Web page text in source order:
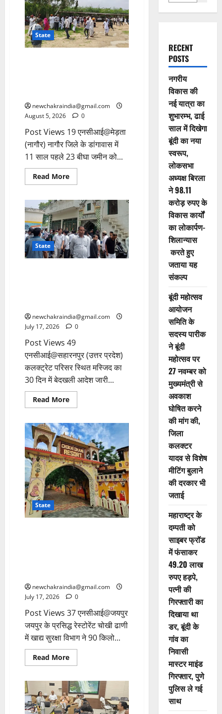
State
newchakraindia@gmail.com
August 5, 2026
0
Post Views 19 एनसीआई@मेड़ता
(नागौर) नागौर जिले के डांगावास में
11 साल पहले 23 बीघा जमीन को...
Read More
State
newchakraindia@gmail.com
July 17, 2026
0
Post Views 49
एनसीआई@सहारनपुर (उत्तर प्रदेश)
कलक्ट्रेट परिसर स्थित मस्जिद का
30 दिन में बेदखली आदेश जारी...
Read More
State
newchakraindia@gmail.com
July 17, 2026
0
Post Views 37 एनसीआई@जयपुर
जयपुर के प्रसिद्ध रेस्टोरेंट चोखी ढाणी
में खाद्य सुरक्षा विभाग ने 90 किलो...
Read More
RECENT
POSTS
नगरीय
विकास की
नई यात्रा का
शुभारम्भ, ढाई
साल में दिखेगा
बूंदी का नया
स्वरूप,
लोकसभा
अध्यक्ष बिरला
ने 98.11
करोड़ रुपए के
विकास कार्यों
का लोकार्पण-
शिलान्यास
करते हुए
जताया यह
संकल्प
बूंदी महोत्सव
आयोजन
समिति के
सदस्य पारीक
ने बूंदी
महोत्सव पर
27 नवम्बर को
मुख्यमंत्री से
अवकाश
घोषित करने
की मांग की,
जिला
कलक्टर
यादव से विशेष
मीटिंग बुलाने
की दरकार भी
जताई
महाराष्ट्र के
दम्पती को
साइबर फ्रॉड
में फंसाकर
49.20 लाख
रुपए हड़पे,
पत्नी की
गिरफ्तारी का
दिखाया था
डर, बूंदी के
गांव का
निवासी
मास्टर माइंड
गिरफ्तार, पुणे
पुलिस ले गई
साथ